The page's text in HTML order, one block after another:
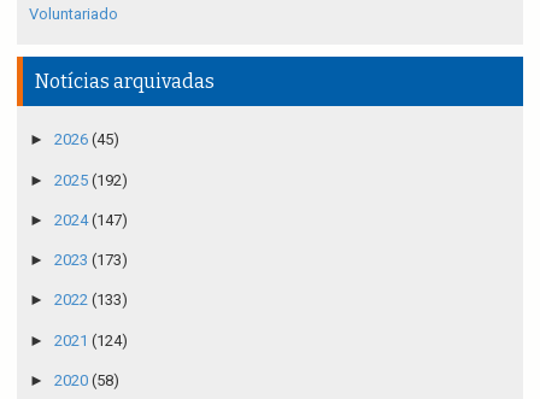
Voluntariado
Notícias arquivadas
► 2026 (45)
► 2025 (192)
► 2024(147)
► 2023 (173)
► 2022 (133)
► 2021 (124)
► 2020 (58)